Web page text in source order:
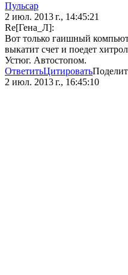
Пульсар
2 июл. 2013 г., 14:45:21
Re[Гена_Л]:
Вот только гаишный
выкатит счет и поедет
Устюг. Автостопом.
ОтветитьЦитировать
2 июл. 2013 г., 16:45:10